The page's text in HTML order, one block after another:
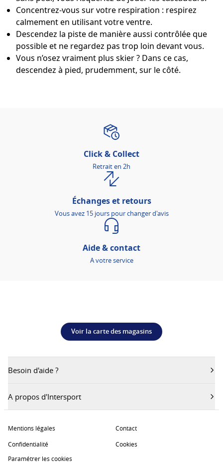
Concentrez-vous sur votre respiration : respirez
calmement en utilisant votre ventre.
Descendez la piste de manière aussi contrôlée que
possible et ne regardez pas trop loin devant vous.
Vous n’osez vraiment plus skier ? Dans ce cas,
descendez à pied, prudemment, sur le côté.
Click & Collect
Retrait en 2h
Échanges et retours
Vous avez 15 jours pour changer d'avis
Aide & contact
A votre service
Voir la carte des magasins
Besoin d'aide ?
A propos d'Intersport
Mentions légales
Contact
Confidentialité
Cookies
Paramétrer les cookies